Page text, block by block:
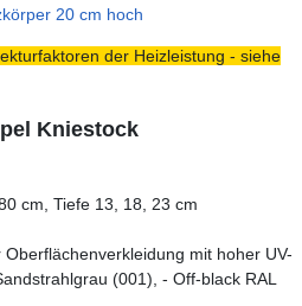
20 cm hoch
der Heizleistung - siehe
Kniestock
cm, Tiefe 13, 18, 23 cm
mit hoher UV-
(001), - Off-black RAL